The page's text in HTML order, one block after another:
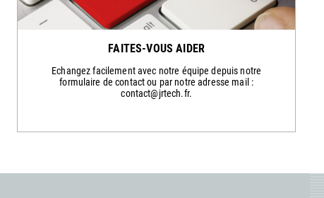
FAITES-VOUS AIDER
Echangez facilement avec notre équipe depuis notre
formulaire de contact ou par notre adresse mail :
contact@jrtech.fr.